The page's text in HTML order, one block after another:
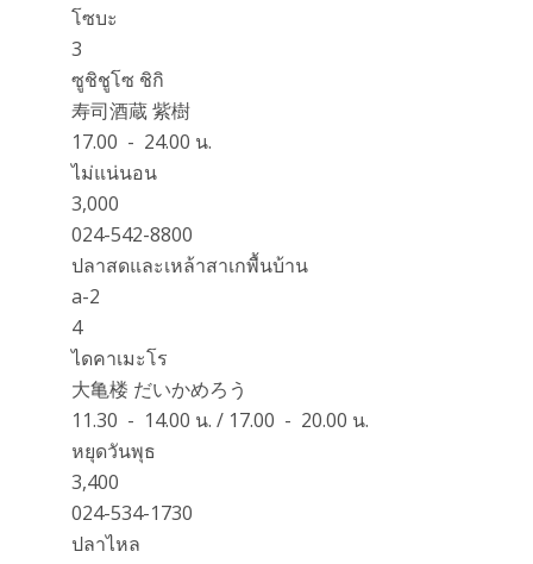
โซบะ
3
ซูชิชูโซ ชิกิ
寿司酒蔵 紫樹
17.00 - 24.00 น.
ไม่แน่นอน
3,000
024-542-8800
ปลาสดและเหล้าสาเกพื้นบ้าน
a-2
4
ไดคาเมะโร
大亀楼 だいかめろう
11.30 - 14.00 น. / 17.00 - 20.00 น.
หยุดวันพุธ
3,400
024-534-1730
ปลาไหล